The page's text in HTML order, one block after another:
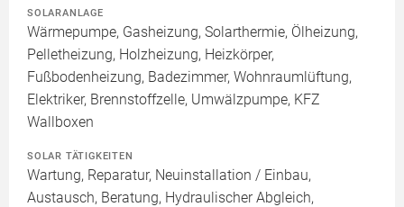
SOLARANLAGE
Wärmepumpe, Gasheizung, Solarthermie, Ölheizung,
Pelletheizung, Holzheizung, Heizkörper,
Fußbodenheizung, Badezimmer, Wohnraumlüftung,
Elektriker, Brennstoffzelle, Umwälzpumpe, KFZ
Wallboxen
SOLAR TÄTIGKEITEN
Wartung, Reparatur, Neuinstallation / Einbau,
Austausch, Beratung, Hydraulischer Abgleich,